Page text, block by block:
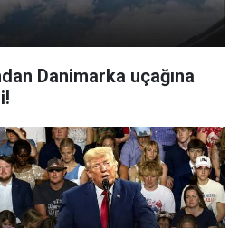
Danimarka uçağına